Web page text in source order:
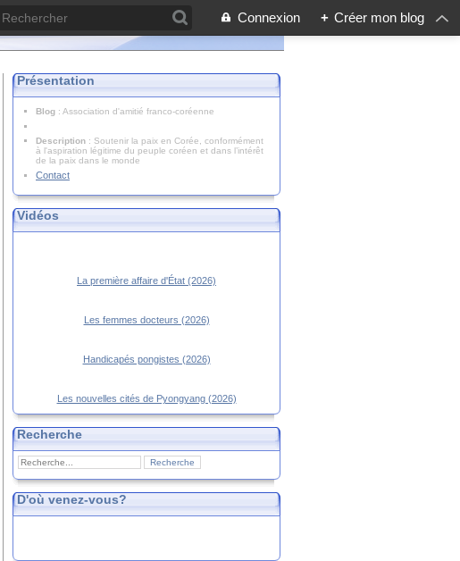
Connexion + Créer mon blog
Présentation
Blog : Association d'amitié franco-coréenne
Description : Soutenir la paix en Corée, conformément
à l'aspiration légitime du peuple coréen et dans l’intérêt
de la paix dans le monde
Contact
Vidéos
La première affaire d'État (2026)
Les femmes docteurs (2026)
Handicapés pongistes (2026)
Les nouvelles cités de Pyongyang (2026)
Recherche
D'où venez-vous?